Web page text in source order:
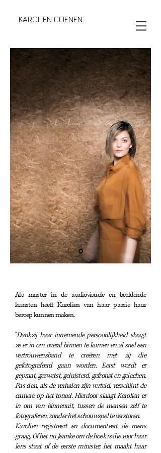
KAROLIEN COENEN
Als master in de audiovisuele en beeldende
kunsten heeft Karolien van haar passie haar
beroep kunnen maken.
''Dankzij haar innemende persoonlijkheid slaagt
ze er in om overal binnen te komen en al snel een
vertrouwensband te creëren met zij die
gefotografeerd gaan worden. Eerst wordt er
gepraat, gezwetst, geluisterd, gefronst en gelachen.
Pas dan, als de verhalen zijn verteld, verschijnt de
camera op het toneel. Hierdoor slaagt Karolien er
in om van binnenuit, tussen de mensen zelf te
fotograferen, zonder het schouwspel te verstoren.
Karolien registreert en documenteert de mens
graag. Of het nu Jeanke om de hoek is die voor haar
lens staat of de eerste minister, het maakt haar